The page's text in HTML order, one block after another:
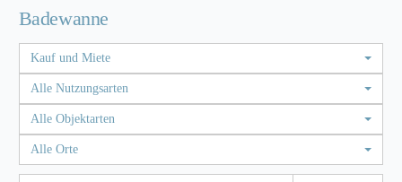
Badewanne
Kauf und Miete
Alle Nutzungsarten
Alle Objektarten
Alle Orte